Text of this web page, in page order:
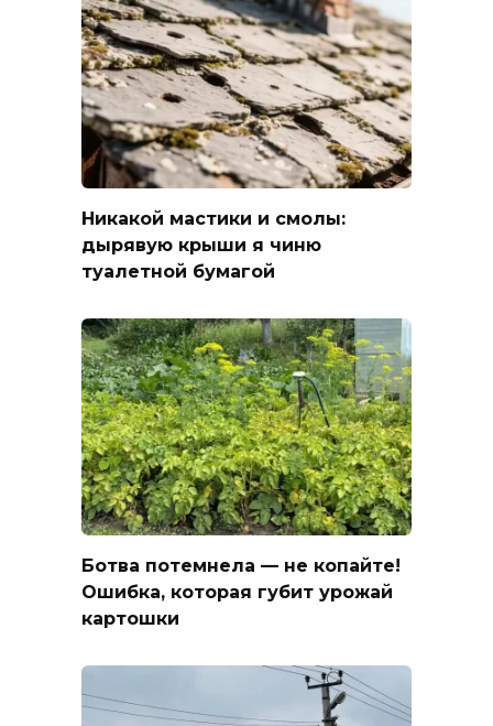
Никакой мастики и смолы:
дырявую крыши я чиню
туалетной бумагой
Ботва потемнела — не копайте!
Ошибка, которая губит урожай
картошки